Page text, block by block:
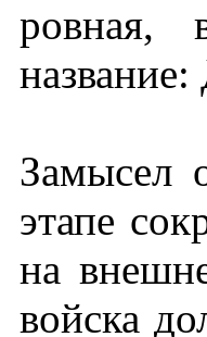
ровная,
Замысел
этапе
на
войска